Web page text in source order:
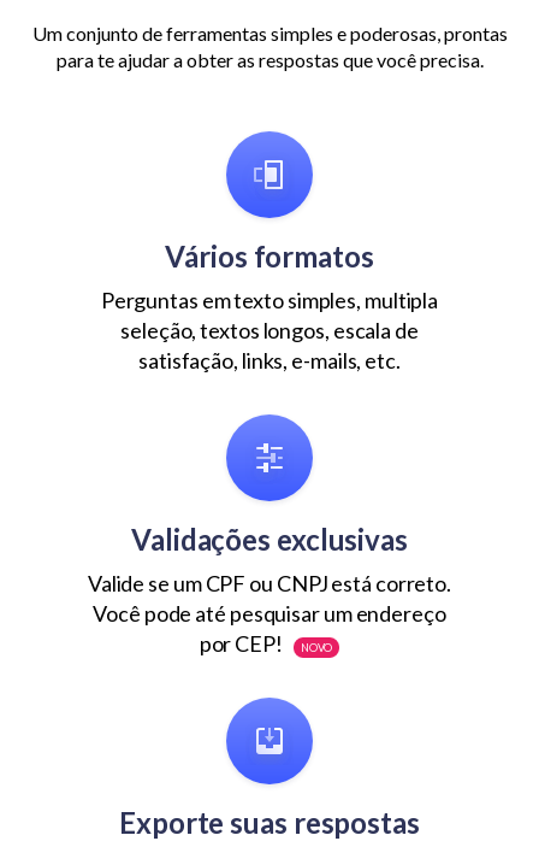
Um conjunto de ferramentas simples e poderosas, prontas
para te ajudar a obter as respostas que você precisa.
Vários formatos
Perguntas em texto simples, multipla
seleção, textos longos, escala de
satisfação, links, e-mails, etc.
Validações exclusivas
Valide se um CPF ou CNPJ está correto.
Você pode até pesquisar um endereço
por CEP!
NOVO
Exporte suas respostas